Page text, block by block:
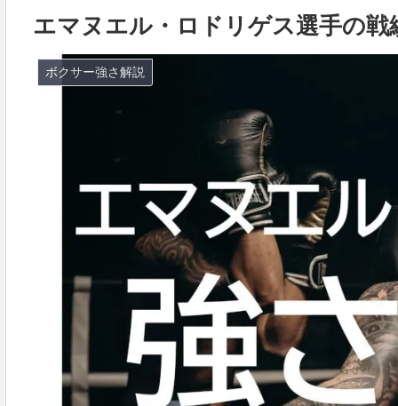
エマヌエル・ロドリゲス選手の
ボクサー強さ解説